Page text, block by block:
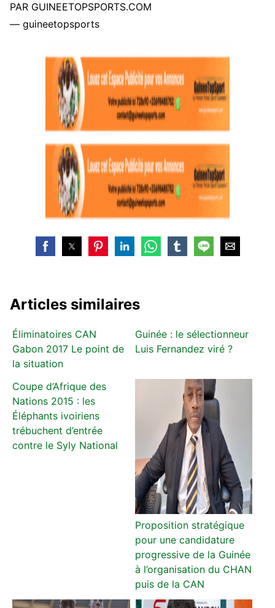
PAR GUINEETOPSPORTS.COM
— guineetopsports
Articles similaires
Éliminatoires CAN
Gabon 2017 Le point de
la situation
Guinée : le sélectionneur
Luis Fernandez viré ?
Coupe d’Afrique des
Nations 2015 : les
Éléphants ivoiriens
trébuchent d’entrée
contre le Syly National
Proposition stratégique
pour une candidature
progressive de la Guinée
à l’organisation du CHAN
puis de la CAN